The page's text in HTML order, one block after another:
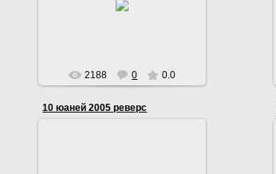
фиолетовый.Изображение
2188 0 0.0
10 юаней 2005 реверс